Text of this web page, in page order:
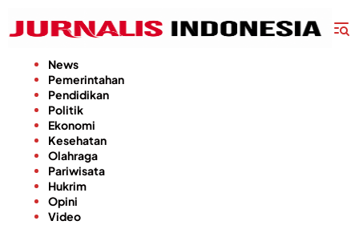
konten
News
Pemerintahan
Pendidikan
Politik
Ekonomi
Kesehatan
Olahraga
Pariwisata
Hukrim
Opini
Video